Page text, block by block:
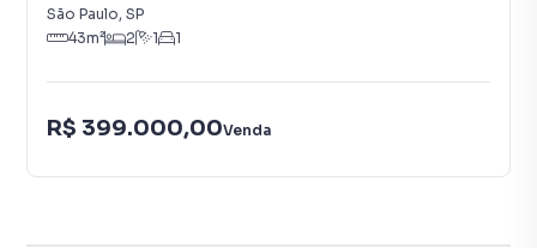
São Paulo, SP
43m² 2 1 1
R$ 399.000,00Venda